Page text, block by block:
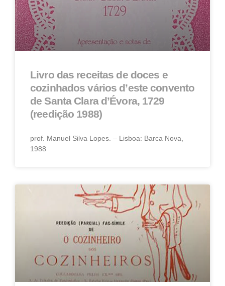
Livro das receitas de doces e
cozinhados vários d’este convento
de Santa Clara d’Évora, 1729
(reedição 1988)
prof. Manuel Silva Lopes. – Lisboa: Barca Nova,
1988